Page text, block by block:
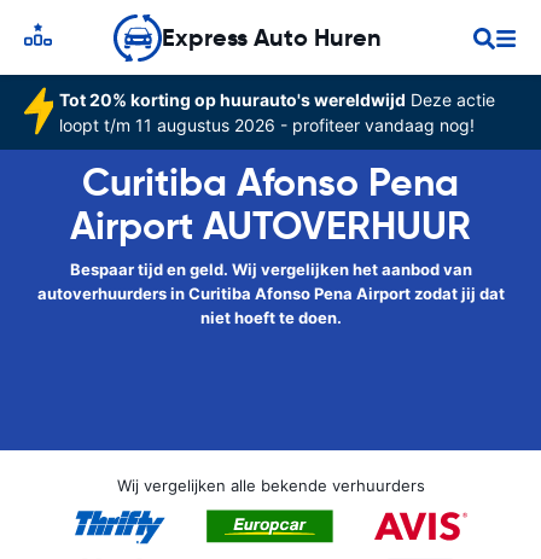
Express Auto Huren
Tot 20% korting op huurauto's wereldwijd Deze actie
loopt t/m 11 augustus 2026 - profiteer vandaag nog!
Curitiba Afonso Pena
Airport AUTOVERHUUR
Bespaar tijd en geld. Wij vergelijken het aanbod van
autoverhuurders in Curitiba Afonso Pena Airport zodat jij dat
niet hoeft te doen.
Wij vergelijken alle bekende verhuurders